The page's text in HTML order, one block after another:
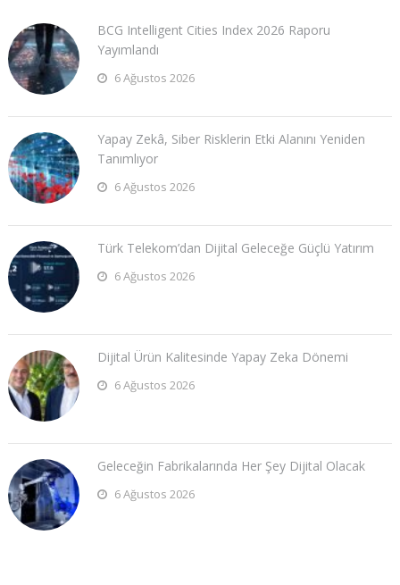
BCG Intelligent Cities Index 2026 Raporu
Yayımlandı
6 Ağustos 2026
Yapay Zekâ, Siber Risklerin Etki Alanını Yeniden
Tanımlıyor
6 Ağustos 2026
Türk Telekom’dan Dijital Geleceğe Güçlü Yatırım
6 Ağustos 2026
Dijital Ürün Kalitesinde Yapay Zeka Dönemi
6 Ağustos 2026
Geleceğin Fabrikalarında Her Şey Dijital Olacak
6 Ağustos 2026